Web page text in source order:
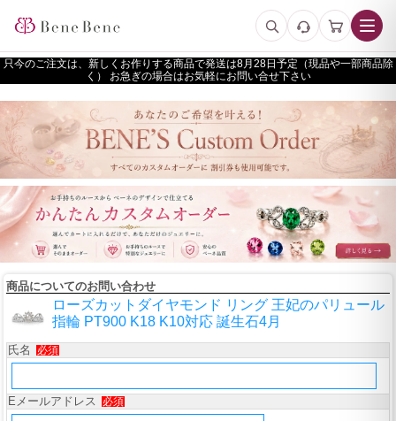
只今のご注文は、新しくお作りする商品で発送は
予定（現品や一部商品除
く） お急ぎの場合はお気軽にお問い合せ下さい
商品についてのお問い合わせ
ローズカットダイヤモンド リング 王妃のパリュール
指輪 PT900 K18 K10対応 誕生石4月
氏名 必須
Eメールアドレス 必須